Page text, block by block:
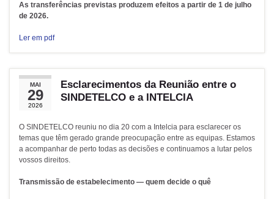
As transferências previstas produzem efeitos a partir de 1 de julho
de 2026.
Ler em pdf
MAI
29
2026
Esclarecimentos da Reunião entre o
SINDETELCO e a INTELCIA
O SINDETELCO reuniu no dia 20 com a Intelcia para esclarecer os
temas que têm gerado grande preocupação entre as equipas. Estamos
a acompanhar de perto todas as decisões e continuamos a lutar pelos
vossos direitos.
Transmissão de estabelecimento — quem decide o quê